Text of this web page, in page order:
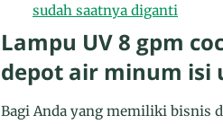
sudah saatnya diganti
Lampu UV 8 gpm
depot air minum isi
Bagi Anda yang memiliki bisnis